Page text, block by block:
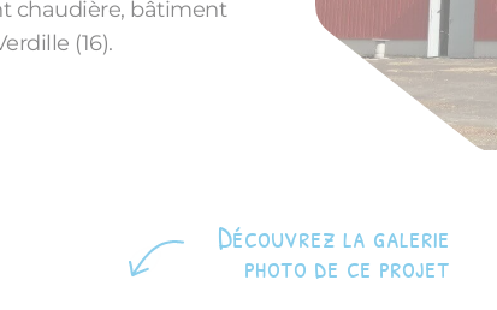
chaudière, bâtiment
(16).
Découvrez la galerie
photo de ce projet